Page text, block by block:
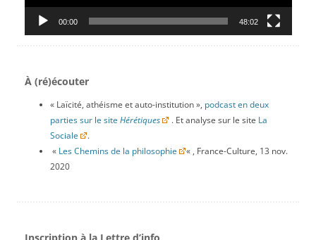
00:00 48:02
À (ré)écouter
« Laïcité, athéisme et auto-institution », podcast en deux
parties sur le site Hérétiques . Et analyse sur le site La
Sociale
.
« Les Chemins de la philosophie
« , France-Culture, 13 nov.
2020